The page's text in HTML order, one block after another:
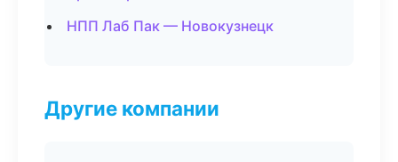
НПП Лаб Пак — Новокузнецк
Другие компании